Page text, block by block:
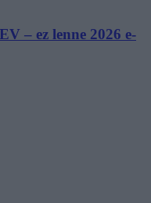
– ez lenne 2026 e-